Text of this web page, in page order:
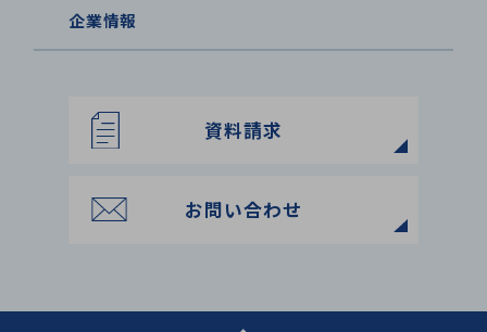
企業情報
資料請求
お問い合わせ